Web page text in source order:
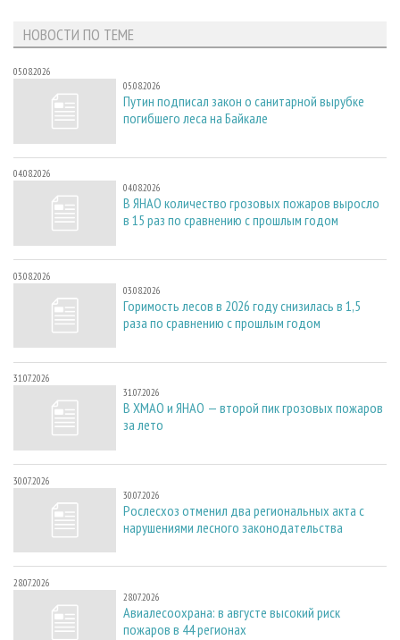
НОВОСТИ ПО ТЕМЕ
05.08.2026
05.08.2026
Путин подписал закон о санитарной вырубке
погибшего леса на Байкале
04.08.2026
04.08.2026
В ЯНАО количество грозовых пожаров выросло
в 15 раз по сравнению с прошлым годом
03.08.2026
03.08.2026
Горимость лесов в 2026 году снизилась в 1,5
раза по сравнению с прошлым годом
31.07.2026
31.07.2026
В ХМАО и ЯНАО — второй пик грозовых пожаров
за лето
30.07.2026
30.07.2026
Рослесхоз отменил два региональных акта с
нарушениями лесного законодательства
28.07.2026
28.07.2026
Авиалесоохрана: в августе высокий риск
пожаров в 44 регионах